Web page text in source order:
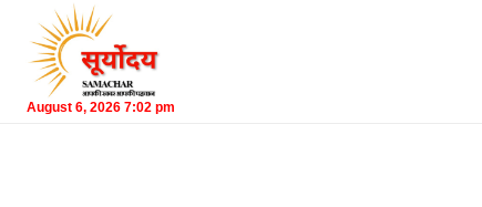
August 6, 2026 7:02 pm